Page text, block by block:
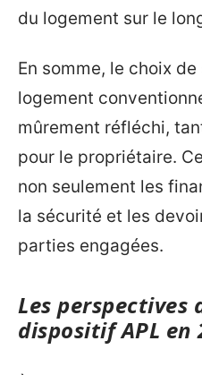
du logement sur le
En somme, le choix de
logement
mûrement réfléchi,
pour le propriétaire.
non seulement les
la sécurité et les
parties engagées.
Les perspectives
dispositif APL en